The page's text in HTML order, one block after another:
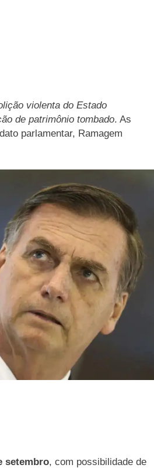
violenta do Estado
de patrimônio tombado. As
parlamentar, Ramagem
setembro, com possibilidade de